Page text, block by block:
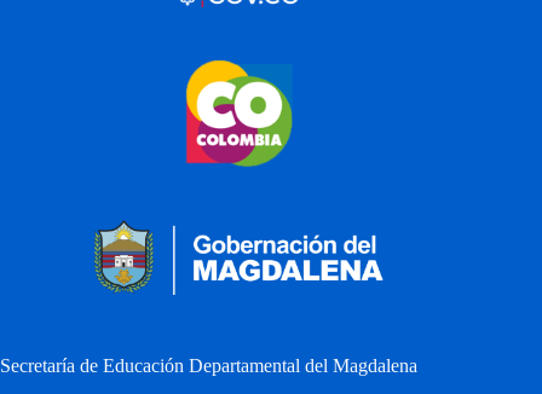
Secretaría de Educación Departamental del Magdalena